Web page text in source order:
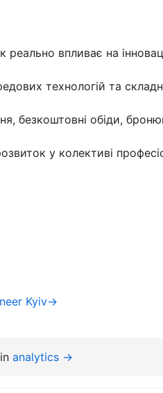
реально впливає на
технологій та
безкоштовні обіди,
у колективі
Kyiv→
analytics →